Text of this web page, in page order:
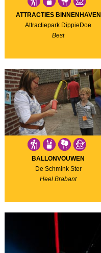
ATTRACTIES BINNENHAVEN
Attractiepark DippieDoe
Best
BALLONVOUWEN
De Schmink Ster
Heel Brabant